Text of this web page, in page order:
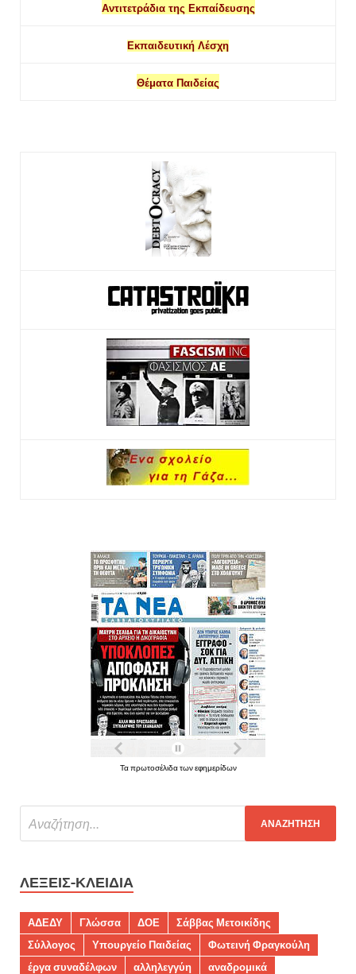
Αντιτετράδια της Εκπαίδευσης
Εκπαιδευτική Λέσχη
Θέματα Παιδείας
Τα πρωτοσέλιδα των εφημερίδων
ΛΈΞΕΙΣ-ΚΛΕΙΔΙΆ
ΑΔΕΔΥ Γλώσσα ΔΟΕ
Σάββας Μετοικίδης
Σύλλογος
Υπουργείο Παιδείας
Φωτεινή Φραγκούλη
έργα συναδέλφων
αλληλεγγύη
αναδρομικά